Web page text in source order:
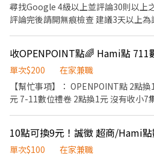
尋找Google 4級以上並評論30則以上
評論完後請開無痕檢查 建議3天以上為
單次$200
在家兼職
【幫忙事項】： OPENPOINT點 2點換1元 中華電信Hami點 2點換1
元 7-11數位禮卷 2點換1元 沒有收小7集點卡 沒有收小7集點卡 沒有
10點可換9元！誠徵 超商/Hami
單次$100
在家兼職